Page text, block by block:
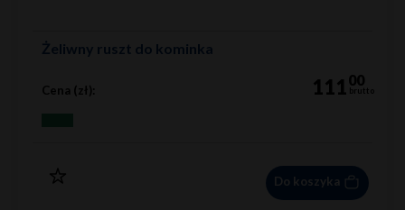
Żeliwny ruszt do kominka
Cena (zł): 11100
brutto
Do koszyka